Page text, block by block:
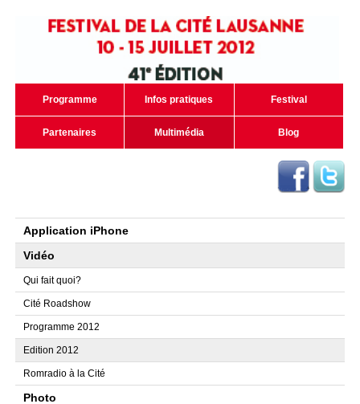
Programme Infos pratiques Festival
Partenaires Multimédia Blog
Application iPhone
Vidéo
Qui fait quoi?
Cité Roadshow
Programme 2012
Edition 2012
Romradio à la Cité
Photo